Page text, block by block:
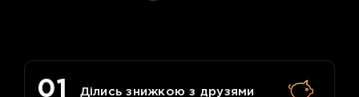
01 Ділись знижкою з друзями